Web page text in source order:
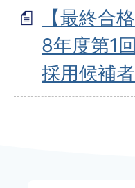
【最終合
8年度第1
採用候補